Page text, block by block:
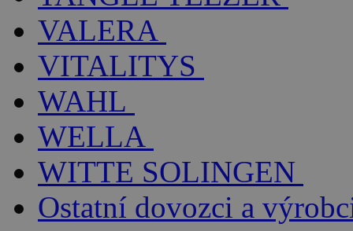
VALERA
VITALITYS
WAHL
WELLA
WITTE SOLINGEN
Ostatní dovozci a